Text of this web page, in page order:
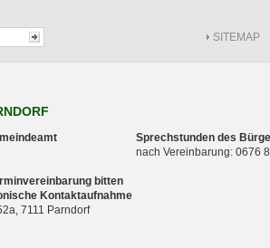
SITEMAP
Gemeindeamt
bitten
Kontaktaufnahme
7111 Parndorf
Sprechstunden des
nach Vereinbarung: 0676